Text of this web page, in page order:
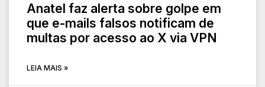
Anatel faz alerta sobre golpe em
que e-mails falsos notificam de
multas por acesso ao X via VPN
LEIA MAIS »